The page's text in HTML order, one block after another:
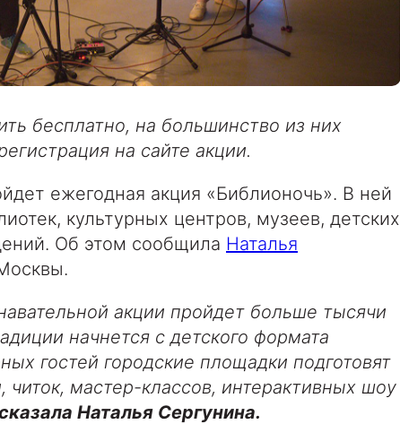
бесплатно, на большинство из них
на сайте акции.
ежегодная акция «Библионочь». В ней
культурных центров, музеев, детских
Об этом сообщила Наталья
акции пройдет больше тысячи
начнется с детского формата
гостей городские площадки подготовят
читок, мастер-классов, интерактивных шоу
Наталья Сергунина.